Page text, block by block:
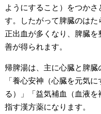
ようにすること）をつか
す。したがって脾臓のは
正出血が多くなり、脾臓
善が得られます。
帰脾湯は、主に心臓と脾臓
「養心安神（心臓を元気
る）」「益気補血（血液
指す漢方薬になります。